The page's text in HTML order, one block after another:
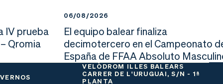
IV prueba
Qromia
06/08/2026
El equipo balear finaliza
decimotercero en el Campeonato
España de FFAA Absoluto
VELÒDROM ILLES BALEARS
CARRER DE L'URUGUAI, S/N - 1ª
PLANTA